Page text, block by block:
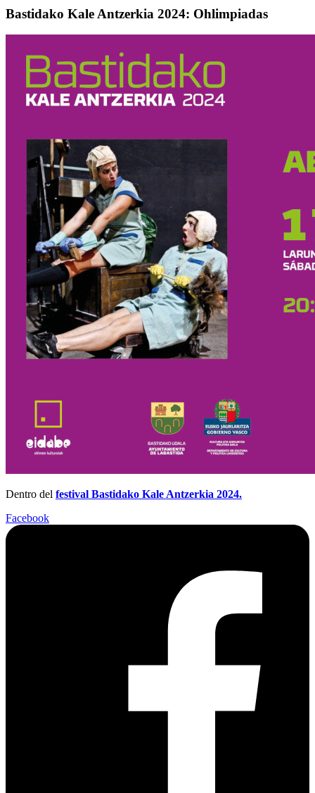
Bastidako Kale Antzerkia 2024: Ohlimpiadas
Dentro del festival Bastidako Kale Antzerkia 2024.
Facebook